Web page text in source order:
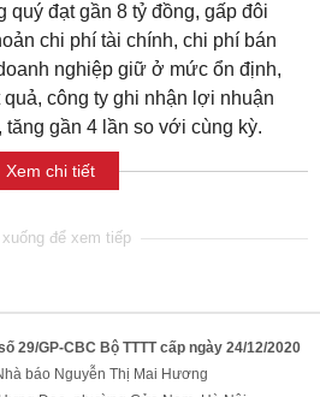
quý đạt gần 8 tỷ đồng, gấp đôi
chi phí tài chính, chi phí bán
nghiệp giữ ở mức ổn định,
công ty ghi nhận lợi nhuận
tăng gần 4 lần so với cùng kỳ.
Xem chi tiết
29/GP-CBC Bộ TTTT cấp ngày 24/12/2020
báo Nguyễn Thị Mai Hương